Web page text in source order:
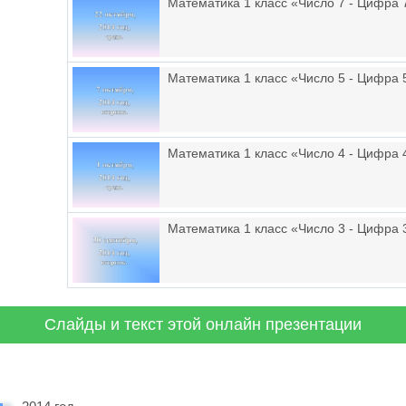
Математика 1 класс «Число 5 - Цифра
Математика 1 класс «Число 4 - Цифра
Математика 1 класс «Число 3 - Цифра
Слайды и текст этой онлайн презентации